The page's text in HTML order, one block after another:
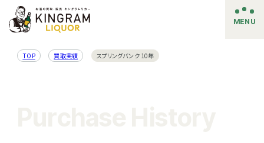
MENU
TOP 買取実績 スプリングバンク 10年